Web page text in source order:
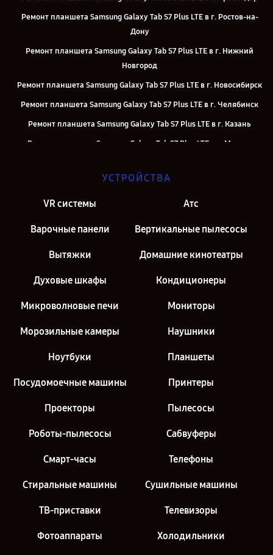
Ремонт планшета Samsung Galaxy Tab S7 Plus LTE в г. Ростов-на-
Дону
Ремонт планшета Samsung Galaxy Tab S7 Plus LTE в г. Нижний
Новгород
Ремонт планшета Samsung Galaxy Tab S7 Plus LTE в г. Новосибирск
Ремонт планшета Samsung Galaxy Tab S7 Plus LTE в г. Челябинск
Ремонт планшета Samsung Galaxy Tab S7 Plus LTE в г. Казань
Ремонт планшета Samsung Galaxy Tab S7 Plus LTE в г. Москва
Петербург
УСТРОЙСТВА
VR системы Атс
Варочные панели Вертикальные пылесосы
Вытяжки Домашние кинотеатры
Духовые шкафы Кондиционеры
Микроволновые печи Мониторы
Морозильные камеры Наушники
Ноутбуки Планшеты
Посудомоечные машины Принтеры
Проекторы Пылесосы
Роботы-пылесосы Сабвуферы
Смарт-часы Телефоны
Стиральные машины Сушильные машины
ТВ-приставки Телевизоры
Фотоаппараты Холодильники